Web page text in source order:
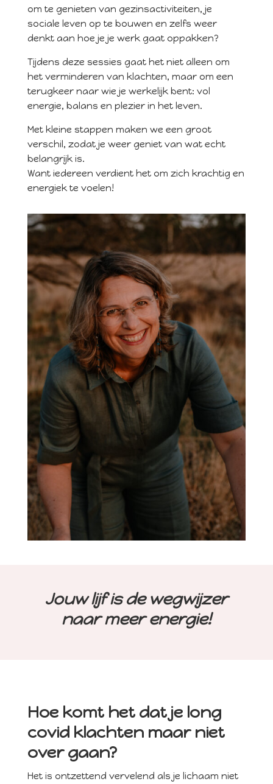
om te genieten van gezinsactiviteiten, je
sociale leven op te bouwen en zelfs weer
denkt aan hoe je je werk gaat oppakken?
Tijdens deze sessies gaat het niet alleen om
het verminderen van klachten, maar om een
terugkeer naar wie je werkelijk bent: vol
energie, balans en plezier in het leven.
Met kleine stappen maken we een groot
verschil, zodat je weer geniet van wat echt
belangrijk is.
Want iedereen verdient het om zich krachtig en
energiek te voelen!
Jouw lijf is de wegwijzer
naar meer energie!
Hoe komt het dat je long
covid klachten maar niet
over gaan?
Het is ontzettend vervelend als je lichaam niet